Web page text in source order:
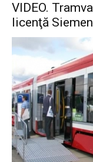
VIDEO.
licenţă